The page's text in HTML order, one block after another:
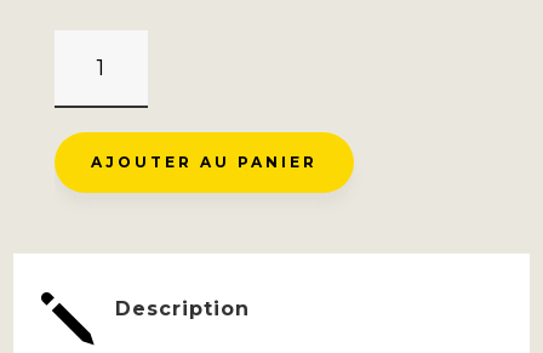
AIMANT
ALPE
D'HUEZ
AJOUTER AU PANIER
j Description